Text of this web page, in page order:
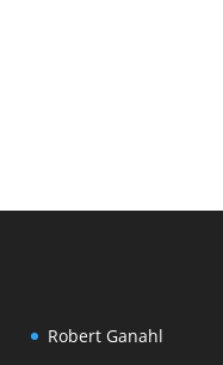
Robert Ganahl